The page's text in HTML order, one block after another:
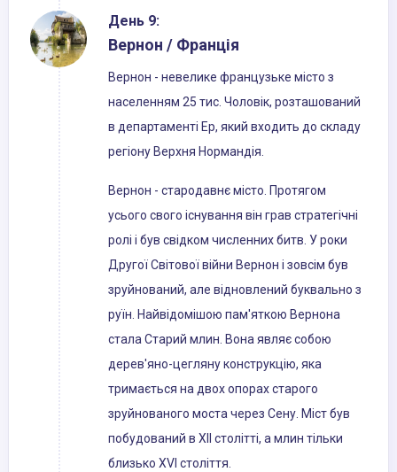
День 9:
Вернон / Франція
Вернон - невелике французьке місто з
населенням 25 тис. Чоловік, розташований
в департаменті Ер, який входить до складу
регіону Верхня Нормандія.
Вернон - стародавнє місто. Протягом
усього свого існування він грав стратегічні
ролі і був свідком численних битв. У роки
Другої Світової війни Вернон і зовсім був
зруйнований, але відновлений буквально з
руїн. Найвідомішою пам'яткою Вернона
стала Старий млин. Вона являє собою
дерев'яно-цегляну конструкцію, яка
тримається на двох опорах старого
зруйнованого моста через Сену. Міст був
побудований в XII столітті, а млин тільки
близько XVI століття.